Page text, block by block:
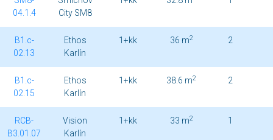
04.1.4
City SM8
B1.c-
02.13
Ethos
Karlín
1+kk 36 m2 2
B1.c-
02.15
Ethos
Karlín
1+kk 38.6 m2 2
RCB-
B3.01.07
Vision
Karlín
1+kk 33 m2 1